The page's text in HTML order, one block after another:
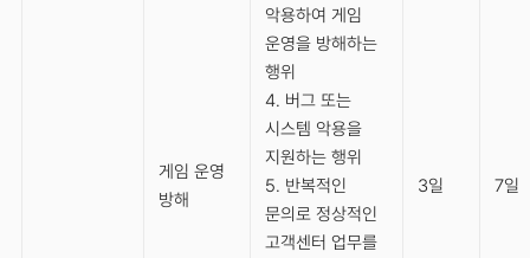
게임 운영
방해
악용하여 게임
운영을 방해하는
행위
4. 버그 또는
시스템 악용을
지원하는 행위
5. 반복적인
문의로 정상적인
고객센터 업무를
3일 7일